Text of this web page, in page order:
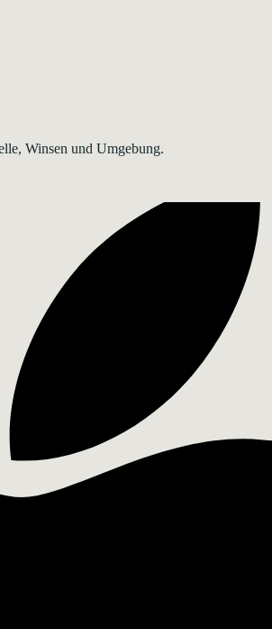
Winsen und Umgebung.